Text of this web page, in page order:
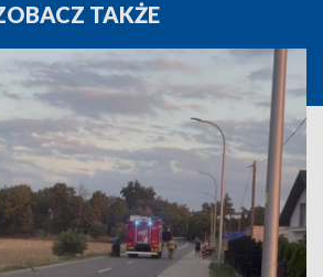
TAKŻE